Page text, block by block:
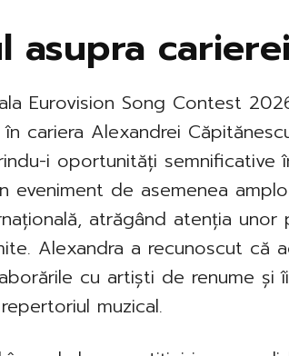
asupra
Eurovision Song Contest
cariera Alexandrei
i oportunități semnificative
eveniment de asemenea
atrăgând atenția
Alexandra a recunoscut că
cu artiști de renume și
muzical.